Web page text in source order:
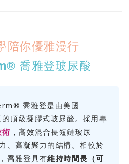
陪你優雅漫行
喬雅登玻尿酸
喬雅登是由美國
頂級凝膠式玻尿酸。採用專
，高效混合長短鏈玻尿
、高凝聚力的結構。相較於
喬雅登具有維持時間長（可